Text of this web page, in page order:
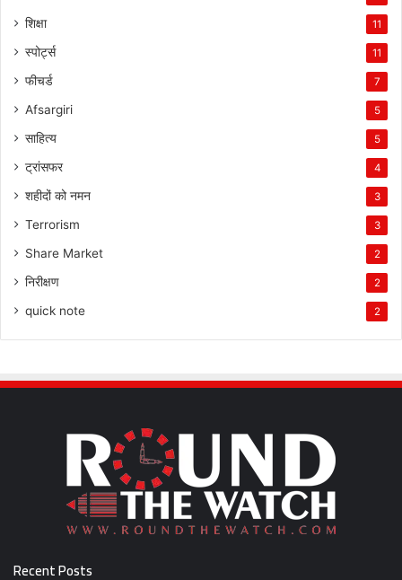
शिक्षा 11
स्पोर्ट्स 11
फीचर्ड 7
Afsargiri 5
साहित्य 5
ट्रांसफर 4
शहीदों को नमन 3
Terrorism 3
Share Market 2
निरीक्षण 2
quick note 2
Recent Posts